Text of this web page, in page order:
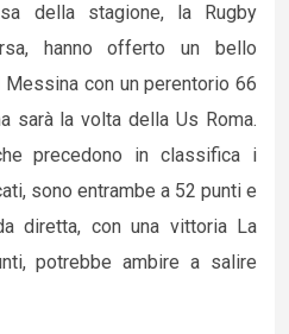
della stagione, la Rugby
hanno offerto un bello
con un perentorio 66
sarà la volta della Us Roma.
precedono in classifica i
sono entrambe a 52 punti e
diretta, con una vittoria La
potrebbe ambire a salire